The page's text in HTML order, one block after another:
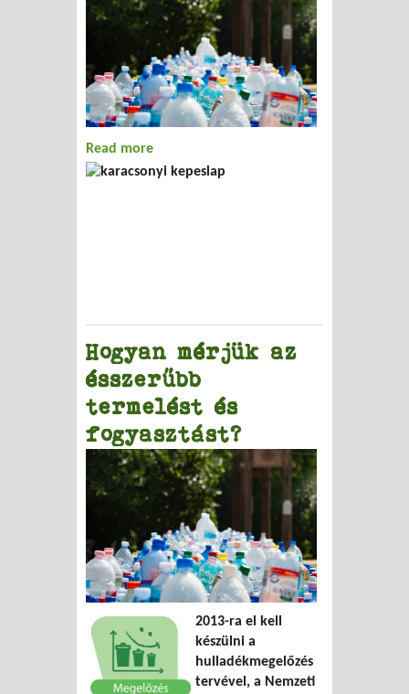
Read more
Hogyan mérjük az
ésszerűbb
termelést és
fogyasztást?
2013-ra el kell
készülni a
hulladékmegelőzés
tervével, a Nemzeti